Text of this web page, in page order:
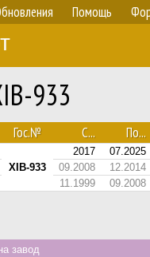
Помощь
933
Гос.№ С... По...
XIB-933
2017 07.2025
09.2008
12.2014
11.1999 09.2008
завод